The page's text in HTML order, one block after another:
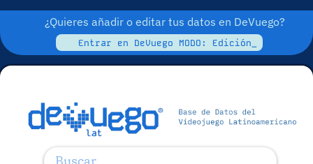
¿Quieres añadir o editar tus datos en DeVuego?
Entrar en DeVuego MODO: Edición_